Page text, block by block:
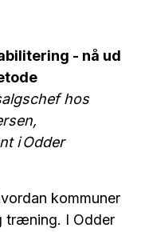
- nå ud
hos
i Odder
kommuner
træning. I Odder